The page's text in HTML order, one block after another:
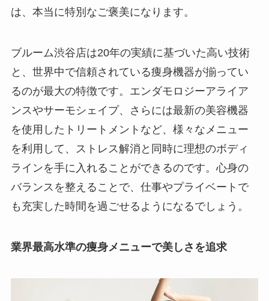
は、本当に特別なご褒美になります。
ブルーム渋谷店は20年の実績に基づいた高い技術
と、世界中で信頼されている痩身機器が揃ってい
るのが最大の特徴です。エンダモロジーアライア
ンスやサーモシェイプ、さらには最新の美容機器
を使用したトリートメントなど、様々なメニュー
を利用して、ストレス解消と同時に理想のボディ
ラインを手に入れることができるのです。心身の
バランスを整えることで、仕事やプライベートで
も充実した時間を過ごせるようになるでしょう。
業界最高水準の痩身メニューで美しさを追求